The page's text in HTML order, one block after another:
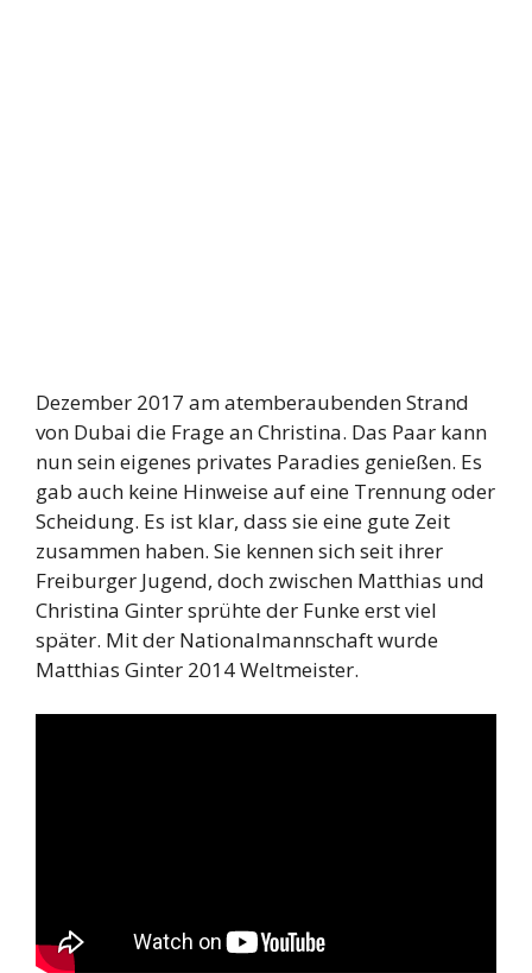
Dezember 2017 am atemberaubenden Strand
von Dubai die Frage an Christina. Das Paar kann
nun sein eigenes privates Paradies genießen. Es
gab auch keine Hinweise auf eine Trennung oder
Scheidung. Es ist klar, dass sie eine gute Zeit
zusammen haben. Sie kennen sich seit ihrer
Freiburger Jugend, doch zwischen Matthias und
Christina Ginter sprühte der Funke erst viel
später. Mit der Nationalmannschaft wurde
Matthias Ginter 2014 Weltmeister.